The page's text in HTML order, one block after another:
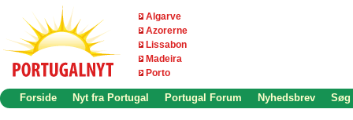
Algarve
Azorerne
Lissabon
Madeira
Porto
Forside Nyt fra Portugal Portugal Forum Nyhedsbrev Søg